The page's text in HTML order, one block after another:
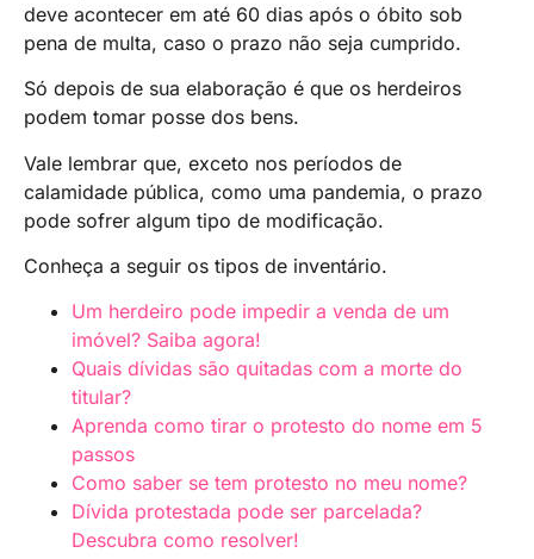
deve acontecer em até 60 dias após o óbito sob
pena de multa, caso o prazo não seja cumprido.
Só depois de sua elaboração é que os herdeiros
podem tomar posse dos bens.
Vale lembrar que, exceto nos períodos de
calamidade pública, como uma pandemia, o prazo
pode sofrer algum tipo de modificação.
Conheça a seguir os tipos de inventário.
Um herdeiro pode impedir a venda de um
imóvel? Saiba agora!
Quais dívidas são quitadas com a morte do
titular?
Aprenda como tirar o protesto do nome em 5
passos
Como saber se tem protesto no meu nome?
Dívida protestada pode ser parcelada?
Descubra como resolver!